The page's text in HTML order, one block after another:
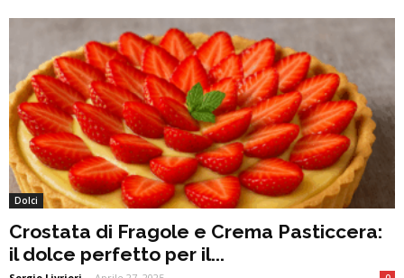
Dolci
Crostata di Fragole e Crema Pasticcera:
il dolce perfetto per il...